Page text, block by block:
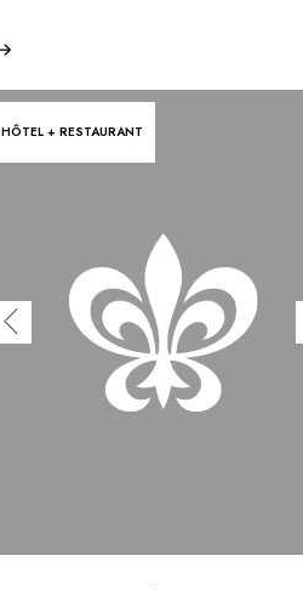
HÔTEL + RESTAURANT